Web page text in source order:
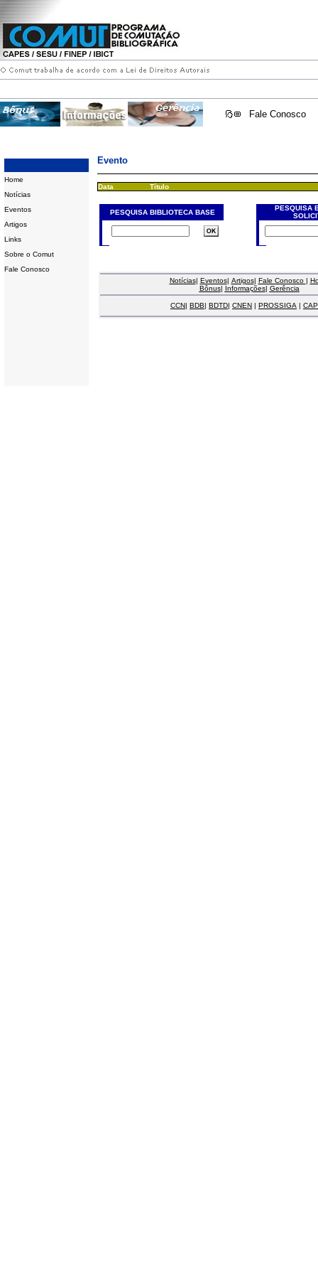
Fale Conosco
Home
Notícias
Eventos
Artigos
Links
Sobre o Comut
Fale Conosco
Evento
Data Título
PESQUISA BIBLIOTECA BASE
PESQUISA
Notícias| Eventos| Artigos| Fale Conosco |
Bônus| Informações| Gerência
CCN| BDB| BDTD| CNEN | PROSSIGA |